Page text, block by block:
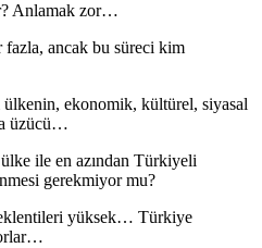
Anlamak zor…
fazla, ancak bu süreci kim
ekonomik, kültürel, siyasal
üzücü…
ile en azından Türkiyeli
gerekmiyor mu?
yüksek… Türkiye